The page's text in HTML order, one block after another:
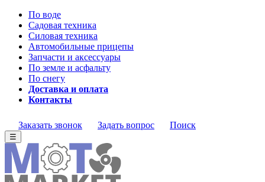
По воде
Садовая техника
Силовая техника
Автомобильные прицепы
Запчасти и аксессуары
По земле и асфальту
По снегу
Доставка и оплата
Контакты
Заказать звонок Задать вопрос Поиск
☰